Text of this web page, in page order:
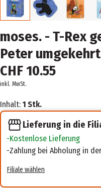
moses. - T-Rex
Peter umgekehrt
CHF 10.55
inkl. MwSt.
Inhalt: 1 Stk.
Lieferung in die
Kostenlose Lieferung
Zahlung bei Abholung in
Filiale wählen